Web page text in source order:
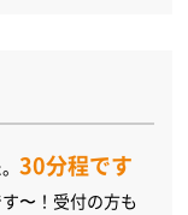
30分程です
〜！受付の方も